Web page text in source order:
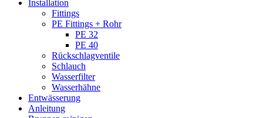
Installation
Fittings
PE Fittings + Rohr
PE 32
PE 40
Rückschlagventile
Schlauch
Wasserfilter
Wasserhähne
Entwässerung
Anleitung